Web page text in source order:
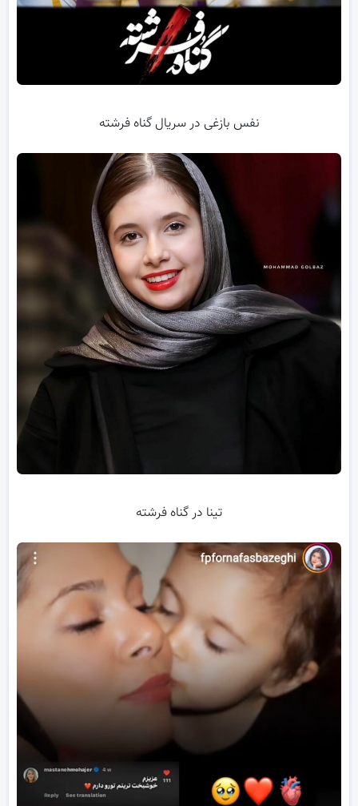
نفس بازغی در سریال گناه فرشته
تینا در گناه فرشته